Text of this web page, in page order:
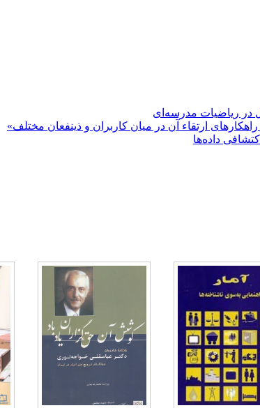
در ریاضیات مدرسه‌ای
ارتقاء آن در میان کاربران و ذینفعان مختلف»
داده‌ها